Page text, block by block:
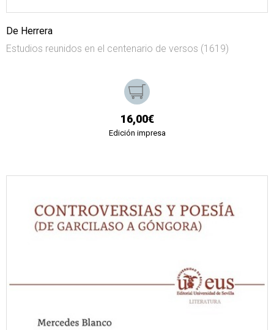
De Herrera
Estudios reunidos en el centenario de versos (1619)
16,00€
Edición impresa